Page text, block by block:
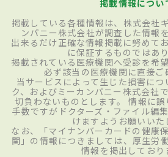
掲載情報につい
掲載している各種情報は、株式会社
ンパニー株式会社が調査した情報
出来るだけ正確な情報掲載に努めて
に保証するものではあ
掲載されている医療機関へ受診を希
必ず該当の医療機関に直接ご
当サービスによって生じた損害につ
ク、およびミーカンパニー株式会社
切負わないものとします。 情報に
手数ですがドクターズ・ファイル編
けますようお願いいた
なお、「マイナンバーカードの健康
関」の情報につきましては、厚生労
情報を掲出しており